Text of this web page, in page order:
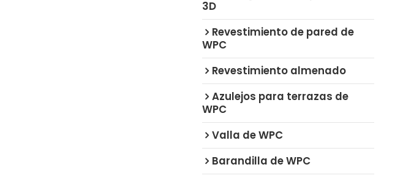
3D
Revestimiento de pared de
WPC
Revestimiento almenado
Azulejos para terrazas de
WPC
Valla de WPC
Barandilla de WPC